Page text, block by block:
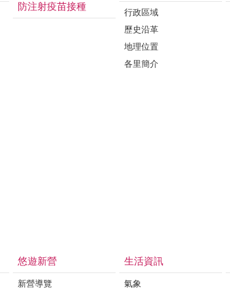
防注射疫苗接種
行政區域
歷史沿革
地理位置
各里簡介
悠遊新營
新營導覽
生活資訊
氣象